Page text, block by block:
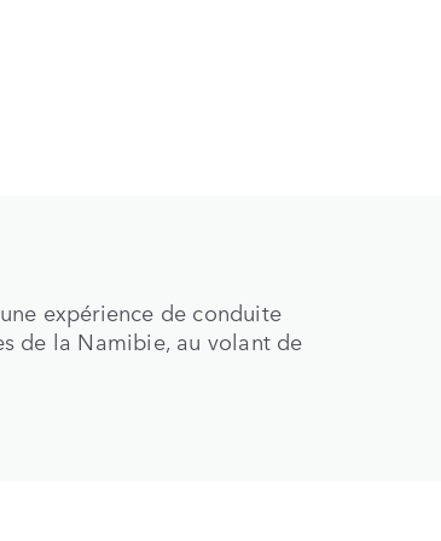
expérience de conduite
de la Namibie, au volant de